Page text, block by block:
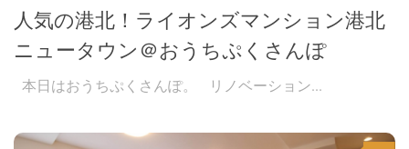
人気の港北！ライオンズマンション港北
ニュータウン＠おうちぷくさんぽ
本日はおうちぷくさんぽ。 リノベーション...